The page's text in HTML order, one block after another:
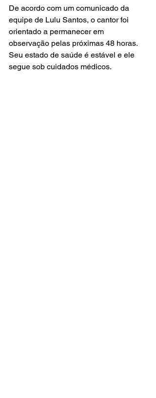
De acordo com um comunicado da
equipe de Lulu Santos, o cantor foi
orientado a permanecer em
observação pelas próximas 48 horas.
Seu estado de saúde é estável e ele
segue sob cuidados médicos.